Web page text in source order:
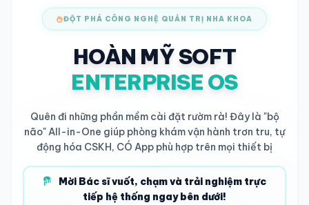
ĐỘT PHÁ CÔNG NGHỆ QUẢN TRỊ NHA KHOA
HOÀN MỸ SOFT
ENTERPRISE OS
Quên đi những phần mềm cài đặt rườm rà! Đây là "bộ
não" All-in-One giúp phòng khám vận hành trơn tru, tự
động hóa CSKH, CÓ App phù hợp trên mọi thiết bị
Mời Bác sĩ vuốt, chạm và trải nghiệm trực
tiếp hệ thống ngay bên dưới!